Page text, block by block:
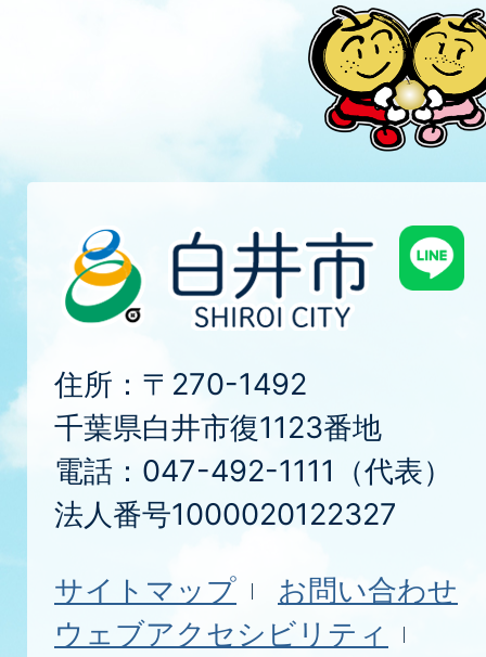
住所：〒270-1492
千葉県白井市復1123番地
電話：047-492-1111（代表）
法人番号1000020122327
サイトマップ
お問い合わせ
ウェブアクセシビリティ